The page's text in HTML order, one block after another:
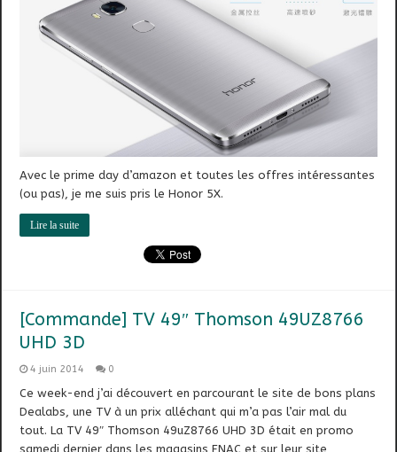
Avec le prime day d’amazon et toutes les offres intéressantes
(ou pas), je me suis pris le Honor 5X.
Lire la suite
[Commande] TV 49″ Thomson 49UZ8766
UHD 3D
4 juin 2014 0
Ce week-end j’ai découvert en parcourant le site de bons plans
Dealabs, une TV à un prix alléchant qui m’a pas l’air mal du
tout. La TV 49″ Thomson 49uZ8766 UHD 3D était en promo
samedi dernier dans les magasins FNAC et sur leur site